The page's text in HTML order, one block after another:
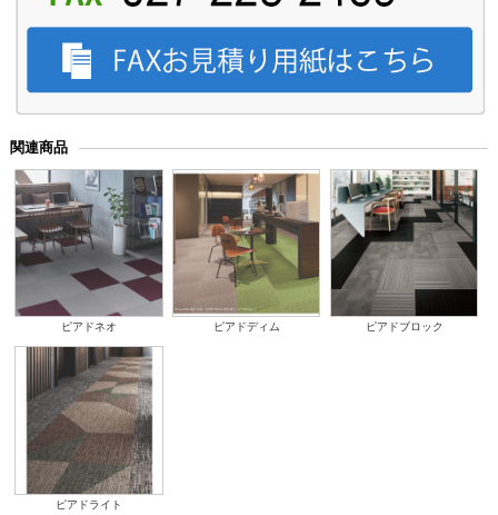
関連商品
ピアドネオ ピアドディム ピアドブロック
ピアドライト